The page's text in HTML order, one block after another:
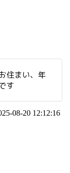
住まい、年
す
08-20 12:12:16